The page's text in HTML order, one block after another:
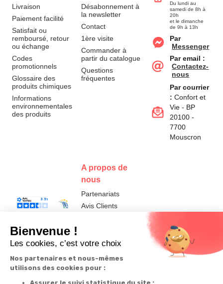
Livraison
Paiement facilité
Satisfait ou
remboursé, retour
ou échange
Codes
promotionnels
Glossaire des
produits chimiques
Informations
environnementales
des produits
Désabonnement à
la newsletter
Contact
1ère visite
Commander à
partir du catalogue
Questions
fréquentes
A propos de
nous
Partenariats
Avis Clients
Du lundi au
samedi de 8h à
20h
et le dimanche
de 9h à 13h
Par
Messenger
Par email :
Contactez-
nous
Par courrier
: Confort et
Vie - BP
20100 -
7700
Mouscron
Données
personnelles et
Paramétrer
les cookies
légales
Conditions
générales de